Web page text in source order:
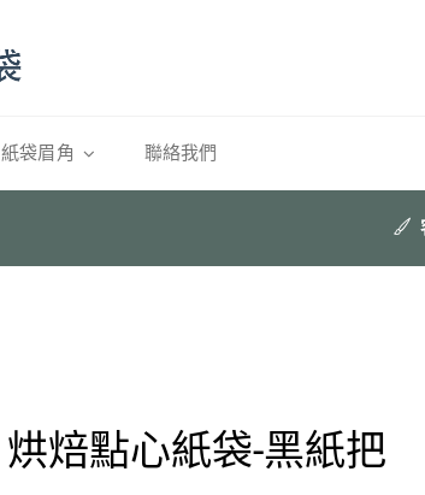
紙袋眉角 聯絡我們
烘焙點心紙袋-黑紙把